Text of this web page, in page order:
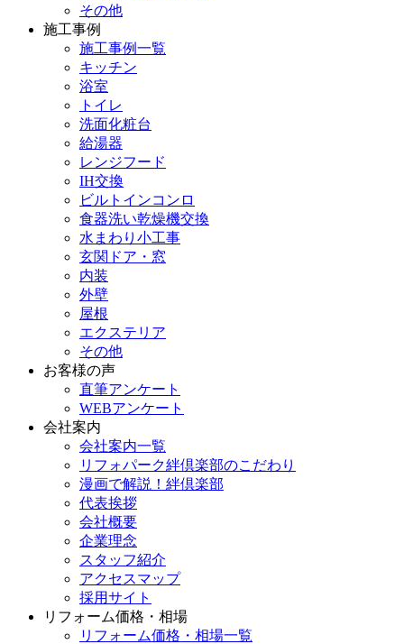
その他
施工事例
施工事例一覧
キッチン
浴室
トイレ
洗面化粧台
給湯器
レンジフード
IH交換
ビルトインコンロ
食器洗い乾燥機交換
水まわり小工事
玄関ドア・窓
内装
外壁
屋根
エクステリア
その他
お客様の声
直筆アンケート
WEBアンケート
会社案内
会社案内一覧
リフォパーク絆倶楽部のこだわり
漫画で解説！絆倶楽部
代表挨拶
会社概要
企業理念
スタッフ紹介
アクセスマップ
採用サイト
リフォーム価格・相場
リフォーム価格・相場一覧